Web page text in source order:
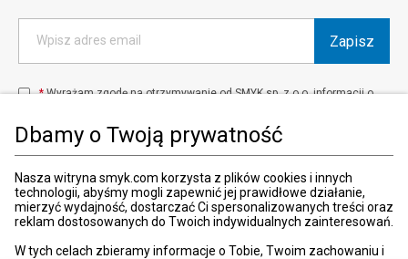
Dbamy o Twoją prywatność
Nasza witryna smyk.com korzysta z plików cookies i innych
technologii, abyśmy mogli zapewnić jej prawidłowe działanie,
mierzyć wydajność, dostarczać Ci spersonalizowanych treści oraz
reklam dostosowanych do Twoich indywidualnych zainteresowań.
W tych celach zbieramy informacje o Tobie, Twoim zachowaniu i
Wpisz adres email Zapisz
*Wyrażam zgodę na otrzymywanie od SMYK sp. z o.o. informacji o
elektronicznej (e-mail).
W każdej chwili możesz z łatwością cofnąć wyrażone zgody.
Kraj i język: Polska (Poland)